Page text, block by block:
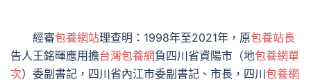
經審包養網站理查明：1998年至2021年，原包養站長
告人王銘暉應用擔台灣包養網負四川省資陽市（地包養網單
次）委副書記，四川省內江市委副書記、市長，四川包養網